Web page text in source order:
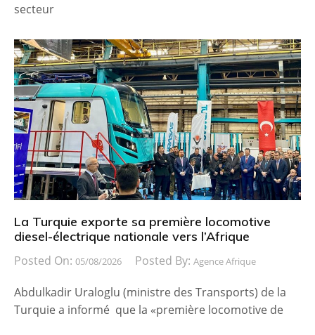
secteur
La Turquie exporte sa première locomotive
diesel-électrique nationale vers l’Afrique
Posted On: 05/08/2026 Posted By: Agence Afrique
Abdulkadir Uraloglu (ministre des Transports) de la
Turquie a informé que la «première locomotive de